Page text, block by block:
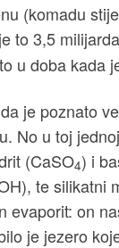
(komadu
to 3,5
u doba kada
je poznato
No u toj
(CaSO4) i
te silikatni
evaporit: on
je jezero